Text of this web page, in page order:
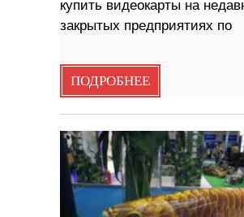
купить видеокарты на
закрытых предприятиях по
ПОДРОБНЕЕ